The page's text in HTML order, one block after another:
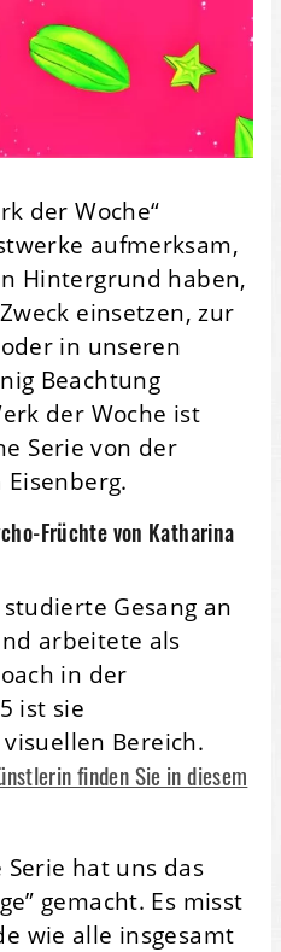
der Woche“
aufmerksam,
Hintergrund haben,
einsetzen, zur
in unseren
Beachtung
der Woche ist
Serie von der
Früchte von Katharina
Gesang an
arbeitete als
in der
ist sie
Bereich.
finden Sie in diesem
hat uns das
gemacht. Es misst
wie alle insgesamt